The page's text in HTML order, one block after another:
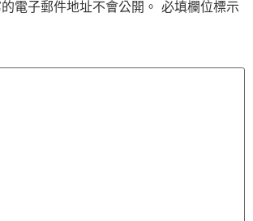
電子郵件地址不會公開。 必填欄位標示